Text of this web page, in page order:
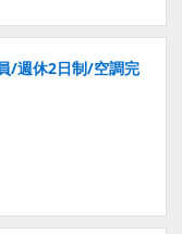
/週休2日制/空調完